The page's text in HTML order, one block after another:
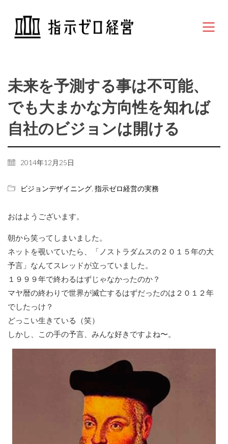
未来を予測する事は不可能、
でも大まかな方向性を知れば
自社のビジョンは開ける
2014年12月25日
ビジョンデザイニング 指示ゼロ経営の実務
おはようございます。
朝から笑ってしまいました。
ネットを覗いていたら、「ノストラダムスの２０１５年の大
予言」なんてスレッドが立っていました。
１９９９年で終わるはずじゃなかったのか？
マヤ暦の終わりで世界が滅亡するはずだったのは２０１２年
でしたっけ？
どっこい生きている（笑）
しかし、この手の予言、みんな好きですよね〜。